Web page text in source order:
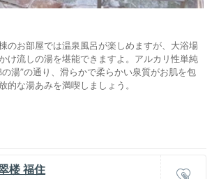
のお部屋では温泉風呂が楽しめますが、大浴場
け流しの湯を堪能できますよ。アルカリ性単純
湯”の通り、滑らかで柔らかい泉質がお肌を包
的な湯あみを満喫しましょう。
楼 福住